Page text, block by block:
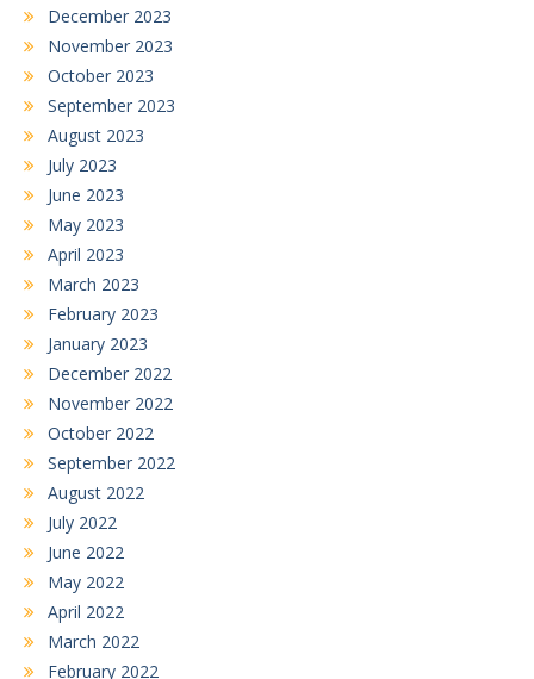
December 2023
November 2023
October 2023
September 2023
August 2023
July 2023
June 2023
May 2023
April 2023
March 2023
February 2023
January 2023
December 2022
November 2022
October 2022
September 2022
August 2022
July 2022
June 2022
May 2022
April 2022
March 2022
February 2022